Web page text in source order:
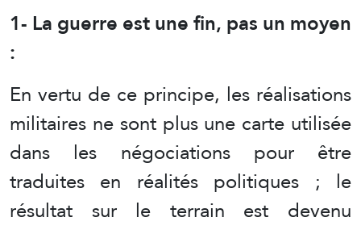
1- La guerre est une fin, pas un moyen
:
En vertu de ce principe, les réalisations
militaires ne sont plus une carte utilisée
dans les négociations pour être
traduites en réalités politiques ; le
résultat sur le terrain est devenu